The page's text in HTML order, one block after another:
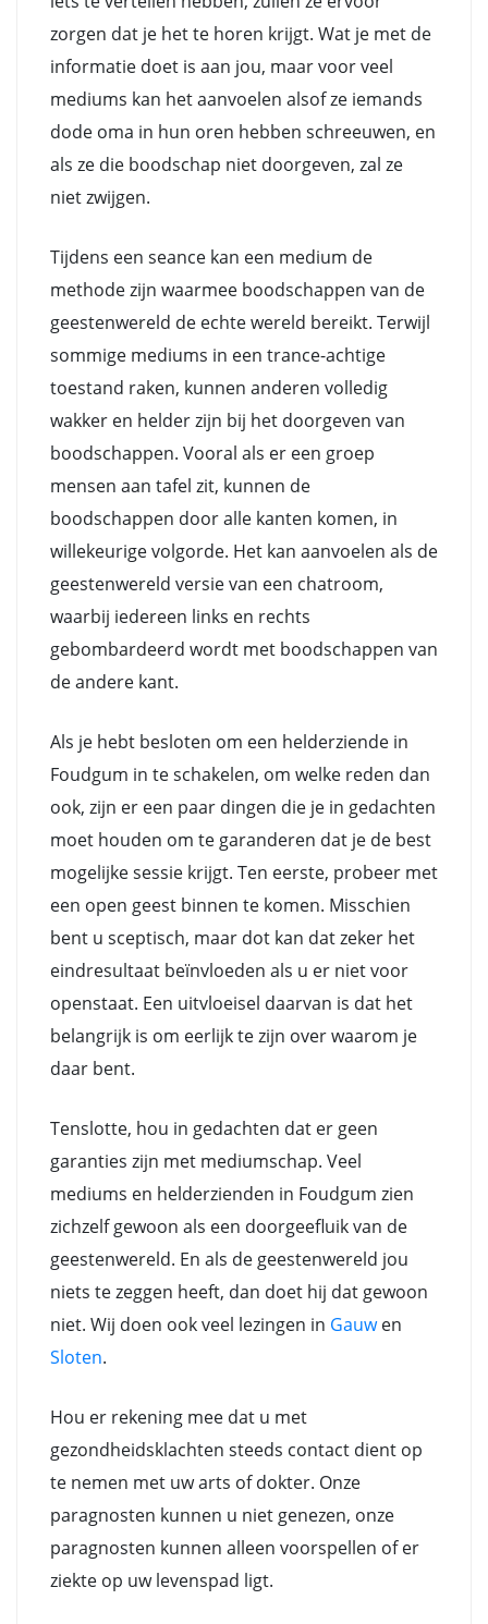
zorgen dat je het te horen krijgt. Wat je met de
informatie doet is aan jou, maar voor veel
mediums kan het aanvoelen alsof ze iemands
dode oma in hun oren hebben schreeuwen, en
als ze die boodschap niet doorgeven, zal ze
niet zwijgen.
Tijdens een seance kan een medium de
methode zijn waarmee boodschappen van de
geestenwereld de echte wereld bereikt. Terwijl
sommige mediums in een trance-achtige
toestand raken, kunnen anderen volledig
wakker en helder zijn bij het doorgeven van
boodschappen. Vooral als er een groep
mensen aan tafel zit, kunnen de
boodschappen door alle kanten komen, in
willekeurige volgorde. Het kan aanvoelen als de
geestenwereld versie van een chatroom,
waarbij iedereen links en rechts
gebombardeerd wordt met boodschappen van
de andere kant.
Als je hebt besloten om een helderziende in
Foudgum in te schakelen, om welke reden dan
ook, zijn er een paar dingen die je in gedachten
moet houden om te garanderen dat je de best
mogelijke sessie krijgt. Ten eerste, probeer met
een open geest binnen te komen. Misschien
bent u sceptisch, maar dot kan dat zeker het
eindresultaat beïnvloeden als u er niet voor
openstaat. Een uitvloeisel daarvan is dat het
belangrijk is om eerlijk te zijn over waarom je
daar bent.
Tenslotte, hou in gedachten dat er geen
garanties zijn met mediumschap. Veel
mediums en helderzienden in Foudgum zien
zichzelf gewoon als een doorgeefluik van de
geestenwereld. En als de geestenwereld jou
niets te zeggen heeft, dan doet hij dat gewoon
niet. Wij doen ook veel lezingen in Gauwen
Sloten.
Hou er rekening mee dat u met
gezondheidsklachten steeds contact dient op
te nemen met uw arts of dokter. Onze
paragnosten kunnen u niet genezen, onze
paragnosten kunnen alleen voorspellen of er
ziekte op uw levenspad ligt.